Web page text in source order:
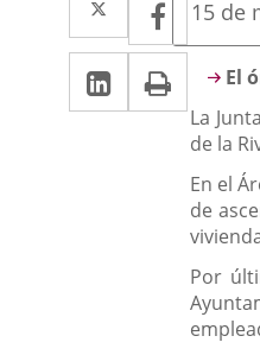
a
una
aplicación
externa.
a
una
externa.
Linkedin
Enlace
a
aplicación
externa.
Print
Fecha
la
noticia
15 de
El
La
de la
En el
de
Por